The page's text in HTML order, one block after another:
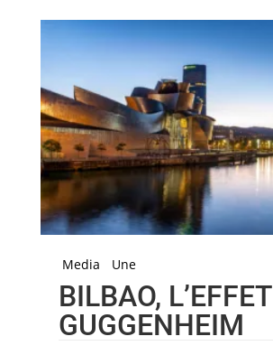
Media Une
BILBAO, L’EFFET
GUGGENHEIM